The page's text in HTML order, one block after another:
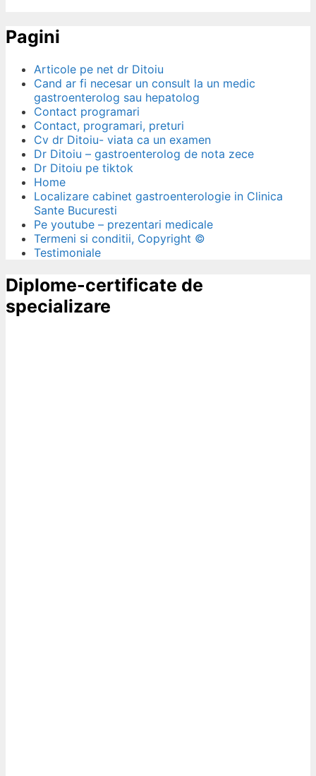
Pagini
Articole pe net dr Ditoiu
Cand ar fi necesar un consult la un medic
gastroenterolog sau hepatolog
Contact programari
Contact, programari, preturi
Cv dr Ditoiu- viata ca un examen
Dr Ditoiu – gastroenterolog de nota zece
Dr Ditoiu pe tiktok
Home
Localizare cabinet gastroenterologie in Clinica
Sante Bucuresti
Pe youtube – prezentari medicale
Termeni si conditii, Copyright ©
Testimoniale
Diplome-certificate de
specializare